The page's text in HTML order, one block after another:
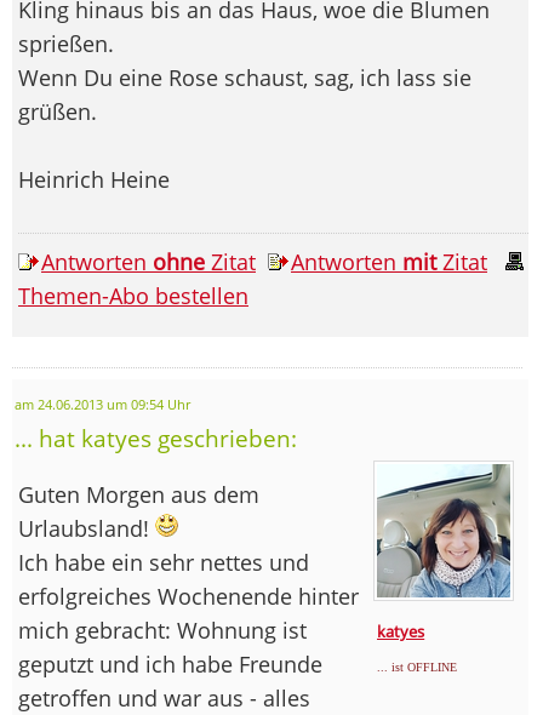
Kling hinaus bis an das Haus, woe die Blumen
sprießen.
Wenn Du eine Rose schaust, sag, ich lass sie
grüßen.
Heinrich Heine
Antworten ohne Zitat Antworten mitZitat
Themen-Abo bestellen
am 24.06.2013 um 09:54 Uhr
... hat katyes geschrieben:
katyes
... ist OFFLINE
Guten Morgen aus dem
Urlaubsland!
Ich habe ein sehr nettes und
erfolgreiches Wochenende hinter
mich gebracht: Wohnung ist
geputzt und ich habe Freunde
getroffen und war aus - alles